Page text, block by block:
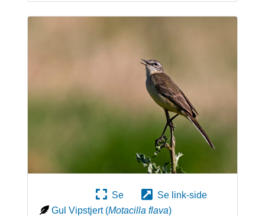
Se
Se link-side
Gul Vipstjert (Motacilla flava)